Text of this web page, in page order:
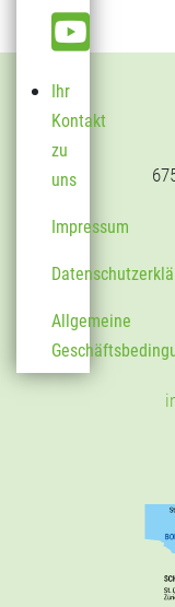
Ihr
Kontakt
zu
uns
Impressum
Allgemeine